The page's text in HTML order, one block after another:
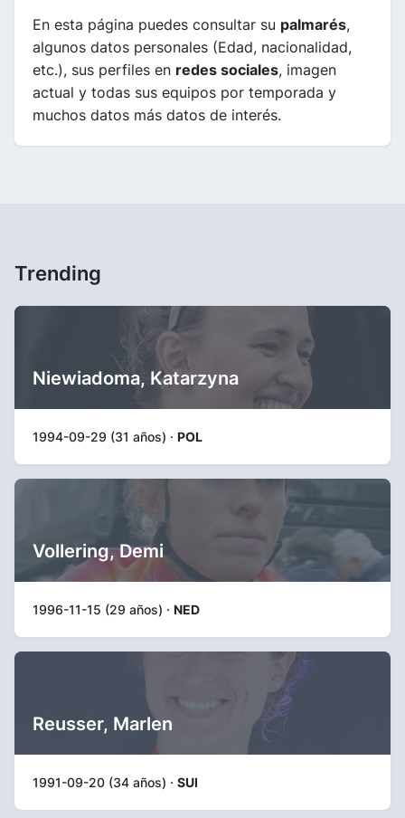
En esta página puedes consultar su palmarés,
algunos datos personales (Edad, nacionalidad,
etc.), sus perfiles en redes sociales, imagen
actual y todas sus equipos por temporada y
muchos datos más datos de interés.
Trending
Niewiadoma, Katarzyna
1994-09-29 (31 años) · POL
Vollering, Demi
1996-11-15 (29 años) · NED
Reusser, Marlen
1991-09-20 (34 años) · SUI